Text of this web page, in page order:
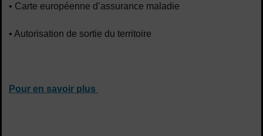
• Carte européenne d’assurance maladie
• Autorisation de sortie du territoire
Pour en savoir plus